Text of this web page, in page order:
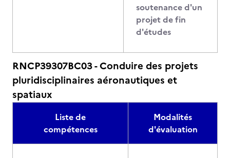
soutenance d'un
projet de fin
d'études
RNCP39307BC03 - Conduire des projets
pluridisciplinaires aéronautiques et
spatiaux
Liste de
compétences
Modalités
d'évaluation